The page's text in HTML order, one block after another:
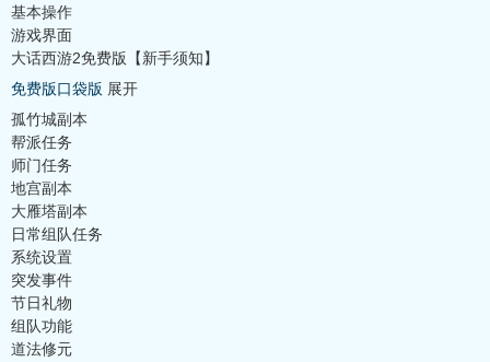
基本操作
游戏界面
大话西游2免费版【新手须知】
免费版口袋版 展开
孤竹城副本
帮派任务
师门任务
地宫副本
大雁塔副本
日常组队任务
系统设置
突发事件
节日礼物
组队功能
道法修元